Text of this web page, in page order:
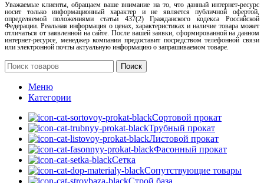
Уважаемые клиенты, обращаем ваше внимание на то, что данный интернет-ресурс
носит только информационный характер и не является публичной офертой,
определяемой положениями статьи 437(2) Гражданского кодекса Российской
Федерации. Реальная информация о ценах, характеристиках и наличие товара может
отличаться от заявленной на сайте. После вашей заявки, сформированной на данном
интернет-ресурсе, менеджер компании предоставит посредством телефонной связи
или электронной почты актуальную информацию о запрашиваемом товаре.
Поиск
Меню
Категории
Сортовой прокат
Трубный прокат
Листовой прокат
Фасонный прокат
Сетка
Сопутствующие товары
Строй база